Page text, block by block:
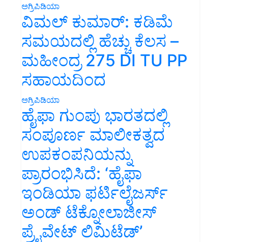
ಅಗ್ರಿಪಿಡಿಯಾ
ವಿಮಲ್ ಕುಮಾರ್: ಕಡಿಮೆ
ಸಮಯದಲ್ಲಿ ಹೆಚ್ಚು ಕೆಲಸ –
ಮಹೀಂದ್ರ 275 DI TU PP
ಸಹಾಯದಿಂದ
ಅಗ್ರಿಪಿಡಿಯಾ
ಹೈಫಾ ಗುಂಪು ಭಾರತದಲ್ಲಿ
ಸಂಪೂರ್ಣ ಮಾಲೀಕತ್ವದ
ಉಪಕಂಪನಿಯನ್ನು
ಪ್ರಾರಂಭಿಸಿದೆ: ‘ಹೈಫಾ
ಇಂಡಿಯಾ ಫರ್ಟಿಲೈಜರ್ಸ್
ಅಂಡ್ ಟೆಕ್ನೋಲಾಜೀಸ್
ಪ್ರೈವೇಟ್ ಲಿಮಿಟೆಡ್’